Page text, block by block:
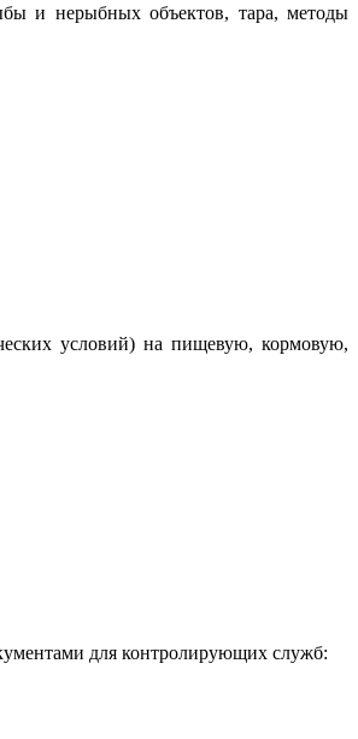
и нерыбных объектов, тара, методы
условий) на пищевую, кормовую,
для контролирующих служб: